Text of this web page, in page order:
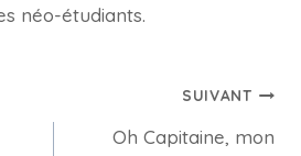
néo-étudiants.
SUIVANT
Oh Capitaine, mon